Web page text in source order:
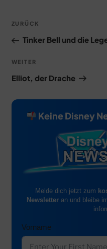
Beitragsnavigation
Vorheriger
Beitrag
ZURÜCK
Tinker Bell und die
Nächster
Beitrag
WEITER
Elliot, der Drache
Keine Disney
Melde dich jetzt zum
Newsletteran und bleibe
Vorname